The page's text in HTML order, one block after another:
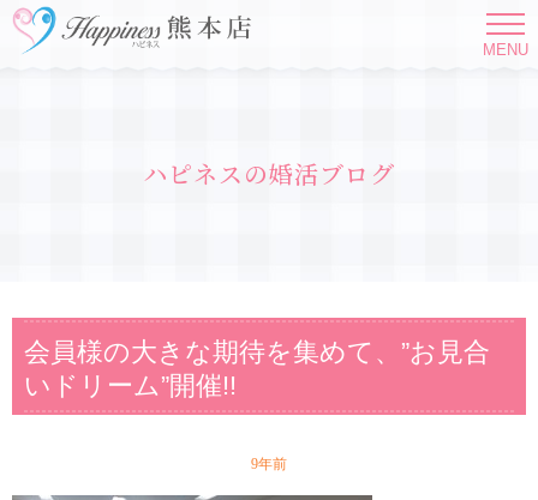
MENU
ハピネスの婚活ブログ
会員様の大きな期待を集めて、”お見合
いドリーム”開催!!
9年前